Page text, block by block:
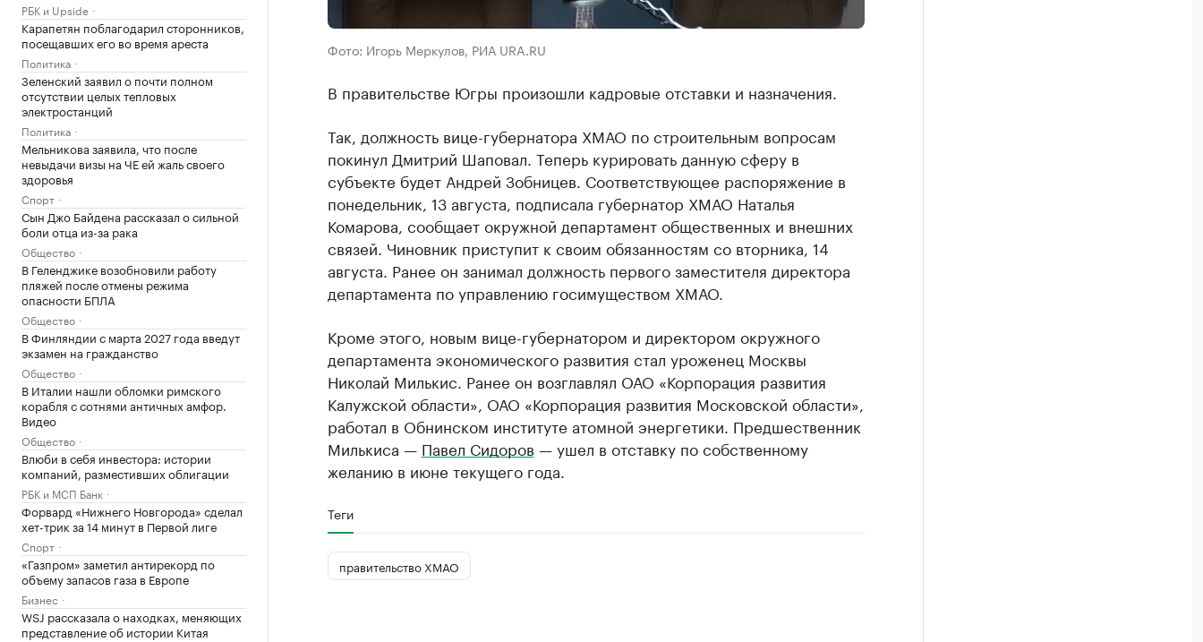
РБК и Upside
Карапетян поблагодарил сторонников,
посещавших его во время ареста
Политика
Зеленский заявил о почти полном
отсутствии целых тепловых
электростанций
Политика
Мельникова заявила, что после
невыдачи визы на ЧЕ ей жаль своего
здоровья
Спорт
Сын Джо Байдена рассказал о сильной
боли отца из-за рака
Общество
В Геленджике возобновили работу
пляжей после отмены режима
опасности БПЛА
Общество
В Финляндии с марта 2027 года введут
экзамен на гражданство
Общество
В Италии нашли обломки римского
корабля с сотнями античных амфор.
Видео
Общество
Влюби в себя инвестора: истории
компаний, разместивших облигации
РБК и МСП Банк
Форвард «Нижнего Новгорода» сделал
хет-трик за 14 минут в Первой лиге
Спорт
«Газпром» заметил антирекорд по
объему запасов газа в Европе
Бизнес
WSJ рассказала о находках, меняющих
представление об истории Китая
Фото: Игорь Меркулов, РИА URA.RU
В правительстве Югры произошли кадровые отставки и назначения.
Так, должность вице-губернатора ХМАО по строительным вопросам
покинул Дмитрий Шаповал. Теперь курировать данную сферу в
субъекте будет Андрей Зобницев. Соответствующее распоряжение в
понедельник, 13 августа, подписала губернатор ХМАО Наталья
Комарова, сообщает окружной департамент общественных и внешних
связей. Чиновник приступит к своим обязанностям со вторника, 14
августа. Ранее он занимал должность первого заместителя директора
департамента по управлению госимуществом ХМАО.
Кроме этого, новым вице-губернатором и директором окружного
департамента экономического развития стал уроженец Москвы
Николай Милькис. Ранее он ​возглавлял ОАО «Корпорация развития
Калужской области», ОАО «Корпорация развития Московской области»,
работал в Обнинском институте атомной энергетики. Предшественник
Милькиса — Павел Сидоров — ушел в отставку по собственному
желанию в июне текущего года.
Теги
правительство ХМАО